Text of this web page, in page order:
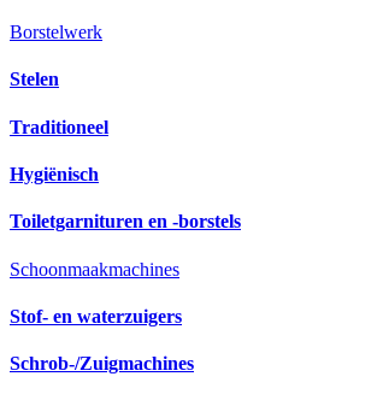
Borstelwerk
Stelen
Traditioneel
Hygiënisch
Toiletgarnituren en -borstels
Schoonmaakmachines
Stof- en waterzuigers
Schrob-/Zuigmachines